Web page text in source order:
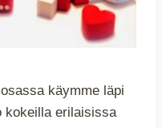
käymme läpi
kokeilla erilaisissa